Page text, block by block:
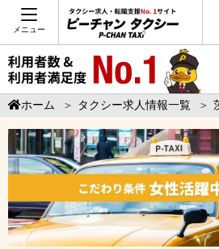
メニュー
ホーム ＞ タクシー求人情報一覧 ＞